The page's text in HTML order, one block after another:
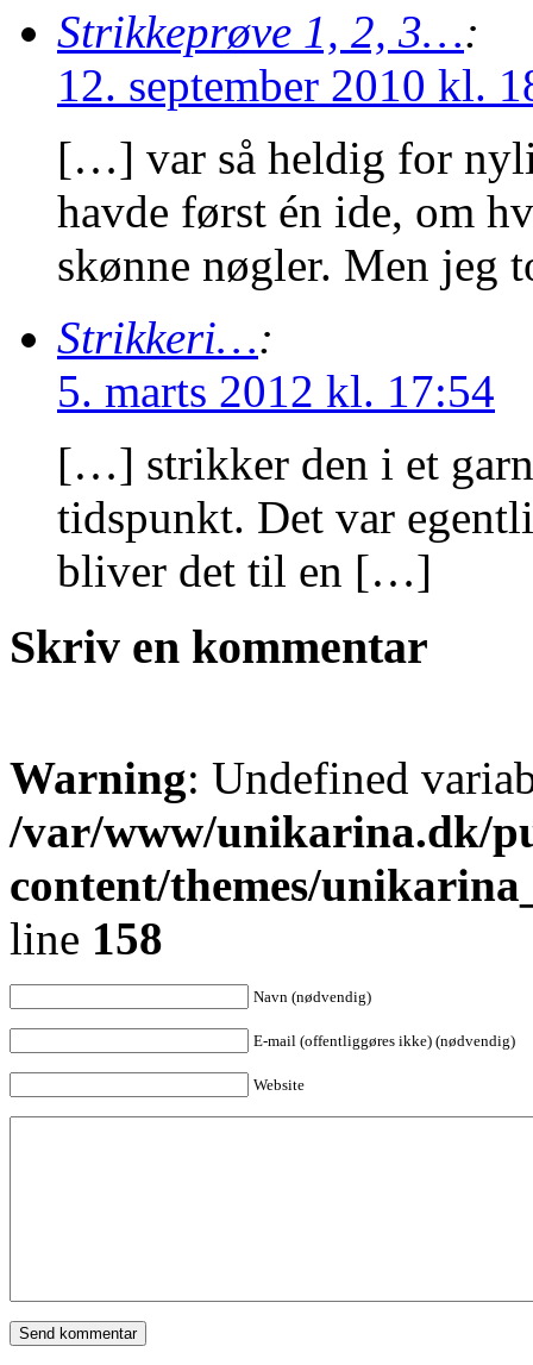
Strikkeprøve 1, 2, 3…:
12. september 2010 kl.
[…] var så heldig for
havde først én ide, om
skønne nøgler. Men
Strikkeri…:
5. marts 2012 kl. 17:54
[…] strikker den i et
tidspunkt. Det var
bliver det til en […]
Skriv en kommentar
Warning: Undefined
/var/www/unikarina.dk/
content/themes/
line 158
Navn (nødvendig)
E-mail (offentliggøres ikke) (nødvendig)
Website